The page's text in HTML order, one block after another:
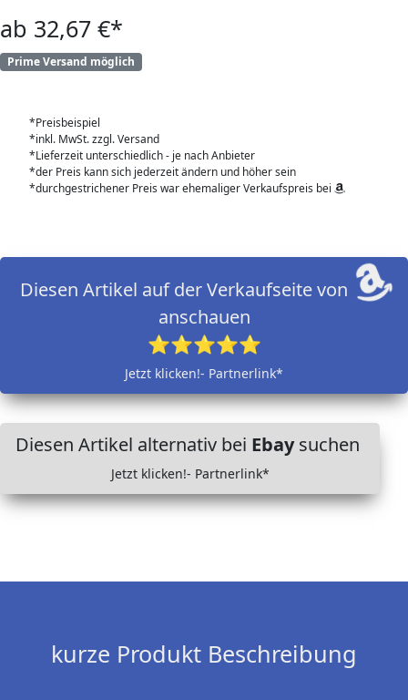
ab 32,67 €*
Prime Versand möglich
*Preisbeispiel
*inkl. MwSt. zzgl. Versand
*Lieferzeit unterschiedlich - je nach Anbieter
*der Preis kann sich jederzeit ändern und höher sein
*durchgestrichener Preis war ehemaliger Verkaufspreis bei
Diesen Artikel auf der Verkaufseite von
anschauen
⭐⭐⭐⭐⭐
Jetzt klicken!- Partnerlink*
Diesen Artikel alternativ bei Ebaysuchen
Jetzt klicken!- Partnerlink*
kurze Produkt Beschreibung